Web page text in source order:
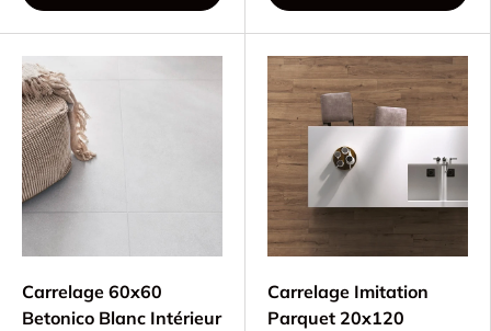
Carrelage 60x60
Betonico Blanc Intérieur
Carrelage Imitation
Parquet 20x120